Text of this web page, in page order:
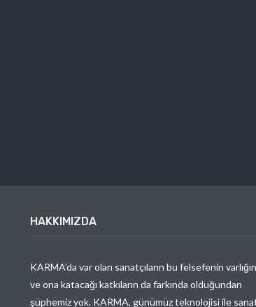
HAKKIMIZDA
KARMA’da var olan sanatçıların bu felsefenin
ve ona katacağı katkıların da farkında olduğundan
şüphemiz yok. KARMA, günümüz teknolojisi ile